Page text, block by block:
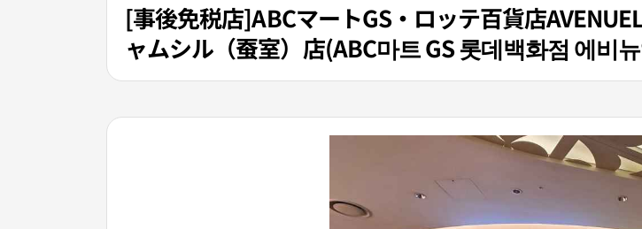
[事後免税店]ABCマートGS・ロッテ百貨店
ャムシル（蚕室）店(ABC마트 GS 롯데백화점 에비